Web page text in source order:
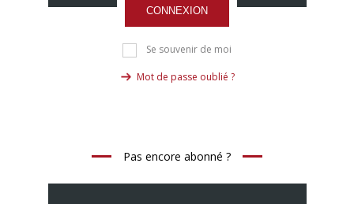
CONNEXION
Se souvenir de moi
Mot de passe oublié ?
Pas encore abonné ?